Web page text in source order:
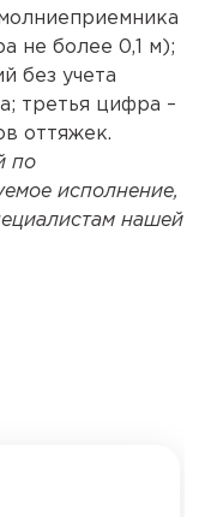
не более 0,1 м);
без учета
третья цифра –
оттяжек.
по
исполнение,
нашей